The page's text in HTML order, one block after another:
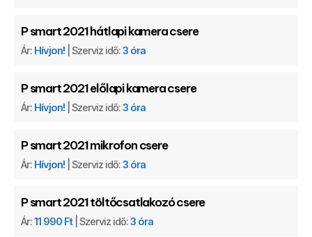
P smart 2021 hátlapi kamera csere
Ár: Hívjon! | Szerviz idő:3 óra
P smart 2021 előlapi kamera csere
Ár: Hívjon! | Szerviz idő:3 óra
P smart 2021 mikrofon csere
Ár: Hívjon! | Szerviz idő:3 óra
P smart 2021 töltőcsatlakozó csere
Ár:11 990 Ft| Szerviz idő:3 óra